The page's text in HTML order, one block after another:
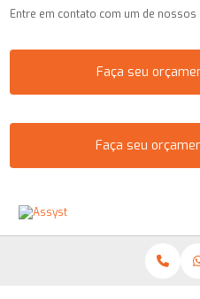
Entre em contato com um de
Faça seu
Faça seu